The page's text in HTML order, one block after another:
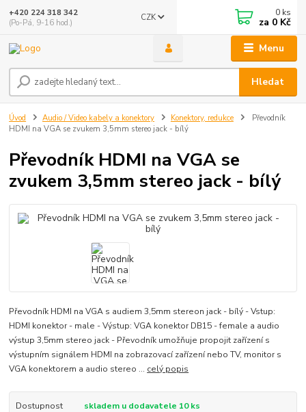
Menu
CZK
Hledat
+420 224 318 342
(Po-Pá, 9-16 hod.)
0 ks
za 0 Kč
Úvod Audio / Video kabely a konektory Konektory, redukce
Převodník
HDMI na VGA se zvukem 3,5mm stereo jack - bílý
Převodník HDMI na VGA se
zvukem 3,5mm stereo jack - bílý
Převodník HDMI na VGA s audiem 3,5mm stereon jack - bílý - Vstup:
HDMI konektor - male - Výstup: VGA konektor DB15 - female a audio
výstup 3,5mm stereo jack - Převodník umožňuje propojit zařízení s
výstupním signálem HDMI na zobrazovací zařízení nebo TV, monitor s
VGA konektorem a audio stereo ... celý popis
Dostupnost skladem u dodavatele 10 ks